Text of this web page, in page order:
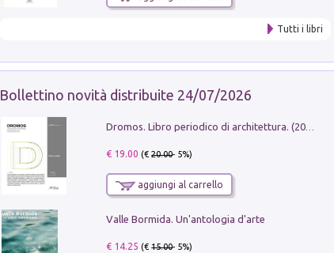
Tutti i libri
Bollettino novità distribuite 24/07/2026
€ 19.00 (€20.00- 5%)
aggiungi al carrello
Valle Bormida. Un'antologia d'arte
€ 14.25 (€15.00- 5%)